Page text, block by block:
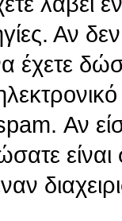
Αν
έχετε
Αν